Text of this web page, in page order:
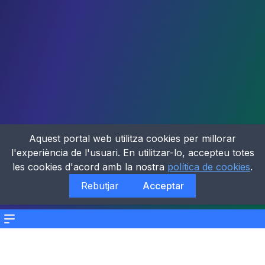
Menu
Aquest portal web utilitza cookies per millorar
l'experiència de l'usuari. En utilitzar-lo, accepteu totes
les cookies d'acord amb la nostra política de cookies.
Rebutjar
Acceptar